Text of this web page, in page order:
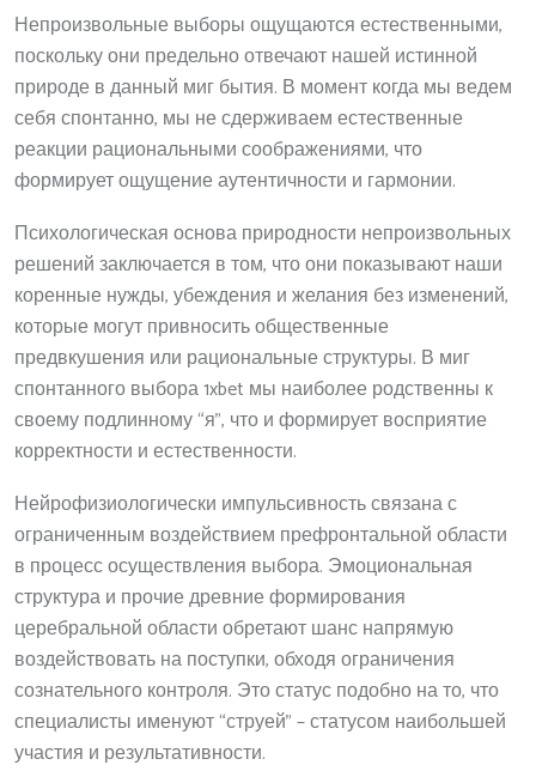
Непроизвольные выборы ощущаются естественными,
поскольку они предельно отвечают нашей истинной
природе в данный миг бытия. В момент когда мы ведем
себя спонтанно, мы не сдерживаем естественные
реакции рациональными соображениями, что
формирует ощущение аутентичности и гармонии.
Психологическая основа природности непроизвольных
решений заключается в том, что они показывают наши
коренные нужды, убеждения и желания без изменений,
которые могут привносить общественные
предвкушения или рациональные структуры. В миг
спонтанного выбора 1xbet мы наиболее родственны к
своему подлинному “я”, что и формирует восприятие
корректности и естественности.
Нейрофизиологически импульсивность связана с
ограниченным воздействием префронтальной области
в процесс осуществления выбора. Эмоциональная
структура и прочие древние формирования
церебральной области обретают шанс напрямую
воздействовать на поступки, обходя ограничения
сознательного контроля. Это статус подобно на то, что
специалисты именуют “струей” – статусом наибольшей
участия и результативности.